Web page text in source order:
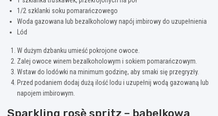
1/2 szklanki soku pomarańczowego
Woda gazowana lub bezalkoholowy napój imbirowy do uzupełnienia
Lód
W dużym dzbanku umieść pokrojone owoce.
Zalej owoce winem bezalkoholowym i sokiem pomarańczowym.
Wstaw do lodówki na minimum godzinę, aby smaki się przegryzły.
Przed podaniem dodaj dużą ilość lodu i uzupełnij wodą gazowaną lub
napojem imbirowym.
Sparkling rosè spritz – bąbelkowa